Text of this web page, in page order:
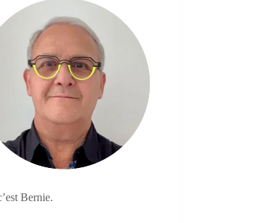
Bernie.